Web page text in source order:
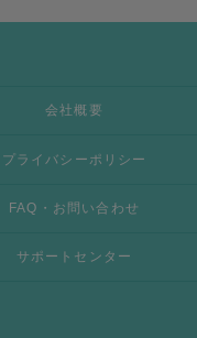
会社概要
プライバシーポリシー
FAQ・お問い合わせ
サポートセンター